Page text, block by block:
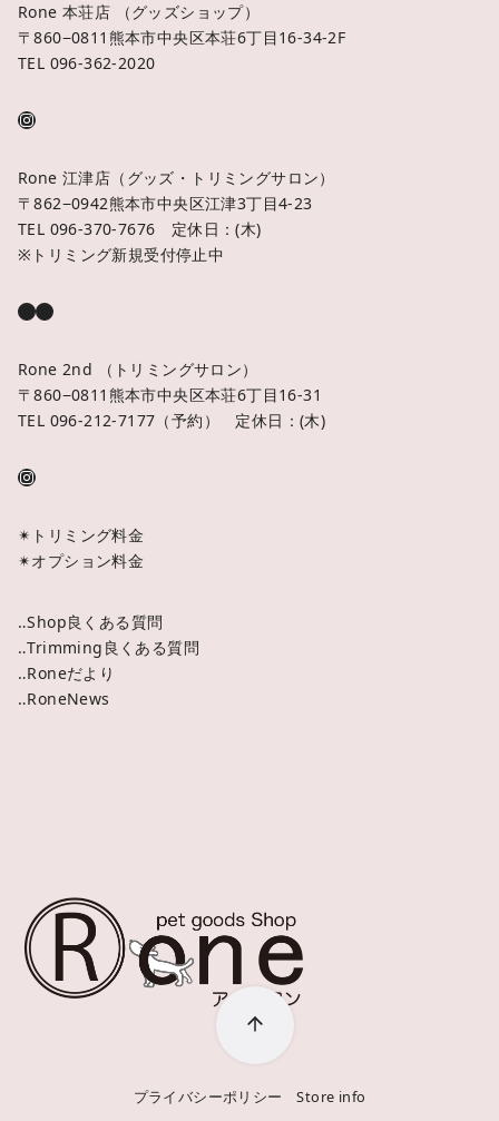
Rone 本荘店 （グッズショップ）
〒860−0811熊本市中央区本荘6丁目16-34-2F
TEL 096-362-2020
Rone 江津店（グッズ・トリミングサロン）
〒862−0942熊本市中央区江津3丁目4-23
TEL 096-370-7676 定休日：(木)
※トリミング新規受付停止中
Rone 2nd （トリミングサロン）
〒860−0811熊本市中央区本荘6丁目16-31
TEL 096-212-7177（予約） 定休日：(木)
✴︎トリミング料金
✴︎オプション料金
‥Shop良くある質問
‥Trimming良くある質問
‥Roneだより
‥RoneNews
プライバシーポリシー Store info